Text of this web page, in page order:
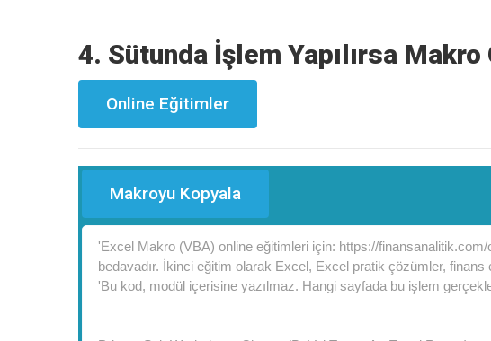
4. Sütunda İşlem Yapılırsa Makro
Online Eğitimler
Makroyu Kopyala